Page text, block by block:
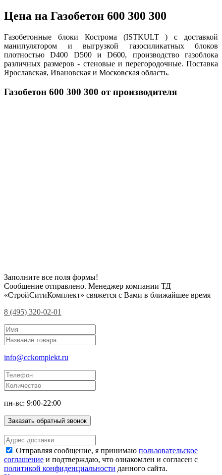
Цена на Газобетон 600 300 300
Газобетонные блоки Кострома (ISTKULT ) с доставкой
манипулятором и выгрузкой газосиликатных блоков
плотностью D400 D500 и D600, производство газоблока
различных размеров - стеновые и перегородочные. Поставка
Ярославская, Ивановская и Московская область.
Газобетон 600 300 300 от производителя
Заполните все поля формы!
Сообщение отправлено. Менеджер компании ТД
«СтройСитиКомплект» свяжется с Вами в ближайшее время
8 (495) 320-02-01
info@cckomplekt.ru
пн-вс: 9:00-22:00
Заказать обратный звонок
Отправляя сообщение, я принимаю пользовательское
соглашение и подтверждаю, что ознакомлен и согласен с
политикой конфиденциальности данного сайта.